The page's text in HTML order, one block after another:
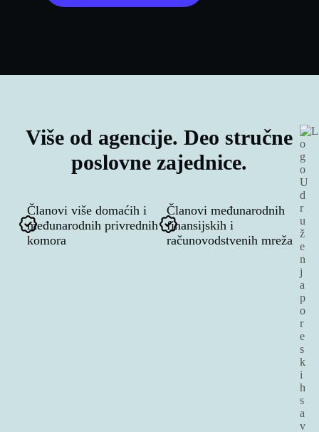
Više od agencije. Deo stručne
poslovne zajednice.
Članovi više domaćih i
međunarodnih privrednih
komora
Članovi međunarodnih
finansijskih i
računovodstvenih mreža